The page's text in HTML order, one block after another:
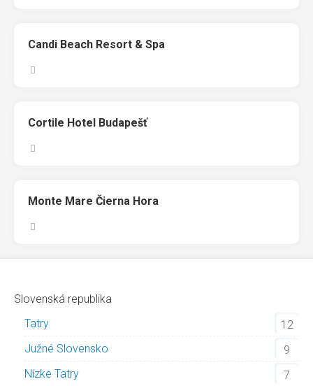
Candi Beach Resort & Spa
Cortile Hotel Budapešť
Monte Mare Čierna Hora
Slovenská republika
Tatry
12
Južné Slovensko
9
Nízke Tatry
7